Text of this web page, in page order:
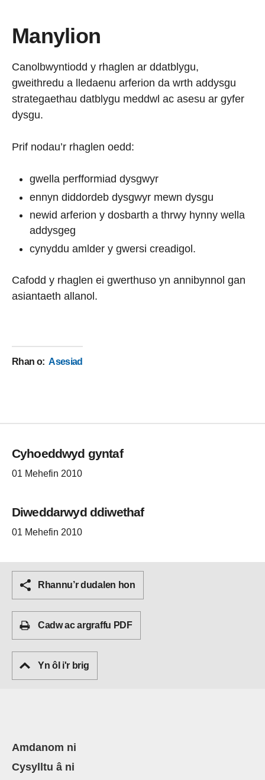
Manylion
Canolbwyntiodd y rhaglen ar ddatblygu,
gweithredu a lledaenu arferion da wrth addysgu
strategaethau datblygu meddwl ac asesu ar gyfer
dysgu.
Prif nodau’r rhaglen oedd:
gwella perfformiad dysgwyr
ennyn diddordeb dysgwyr mewn dysgu
newid arferion y dosbarth a thrwy hynny wella
addysgeg
cynyddu amlder y gwersi creadigol.
Cafodd y rhaglen ei gwerthuso yn annibynnol gan
asiantaeth allanol.
Rhan o:Asesiad
Cyhoeddwyd gyntaf
01 Mehefin 2010
Diweddarwyd ddiwethaf
01 Mehefin 2010
Rhannu’r dudalen hon
Cadw ac argraffu PDF
Yn ôl i'r brig
Amdanom ni
Cysylltu â ni